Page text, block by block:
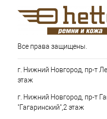
Все права защищены.
г. Нижний Новгород, пр-т
этаж
г. Нижний Новгород, пр-т
"Гагаринский",2 этаж